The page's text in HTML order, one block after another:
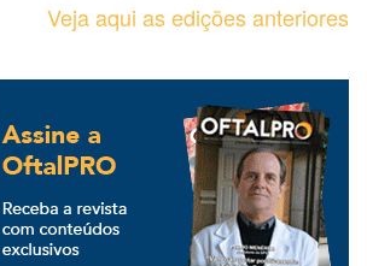
Veja aqui as edições anteriores